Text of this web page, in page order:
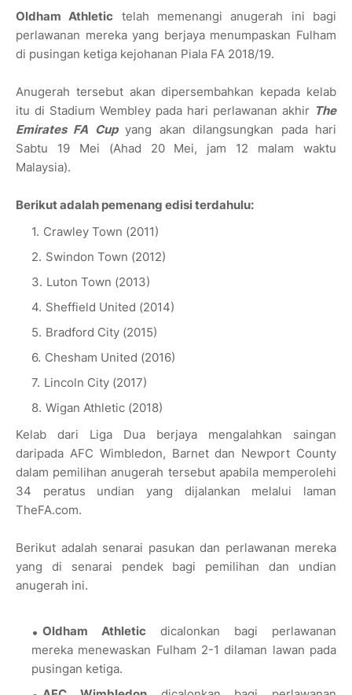
Oldham Athletic telah memenangi anugerah ini bagi
perlawanan mereka yang berjaya menumpaskan Fulham
di pusingan ketiga kejohanan Piala FA 2018/19.
Anugerah tersebut akan dipersembahkan kepada kelab
itu di Stadium Wembley pada hari perlawanan akhir The
Emirates FA Cupyang akan dilangsungkan pada hari
Sabtu 19 Mei (Ahad 20 Mei, jam 12 malam waktu
Malaysia).
Berikut adalah pemenang edisi terdahulu:
Crawley Town (2011)
Swindon Town (2012)
Luton Town (2013)
Sheffield United (2014)
Bradford City (2015)
Chesham United (2016)
Lincoln City (2017)
Wigan Athletic (2018)
Kelab dari Liga Dua berjaya mengalahkan saingan
daripada AFC Wimbledon, Barnet dan Newport County
dalam pemilihan anugerah tersebut apabila memperolehi
34 peratus undian yang dijalankan melalui laman
TheFA.com.
Berikut adalah senarai pasukan dan perlawanan mereka
yang di senarai pendek bagi pemilihan dan undian
anugerah ini.
Oldham Athletic dicalonkan bagi perlawanan
mereka menewaskan Fulham 2-1 dilaman lawan pada
pusingan ketiga.